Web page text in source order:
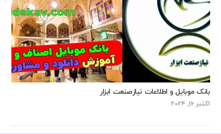
بانک موبایل و اطلاعات نیازصنعت ابزار
اکتبر 16, 2024